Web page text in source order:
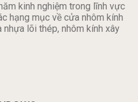
kinh nghiệm trong lĩnh vực
hạng mục về cửa nhôm kính
lõi thép, nhôm kính xây